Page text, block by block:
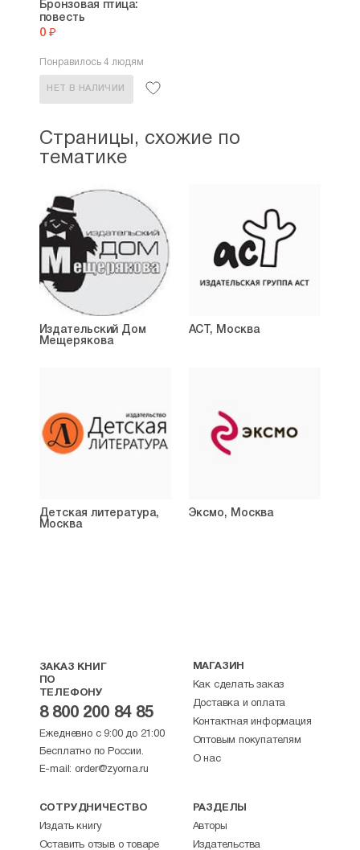
Бронзовая птица:
повесть
0 ₽
Понравилось 4 людям
НЕТ В НАЛИЧИИ
Страницы, схожие по
тематике
Издательский Дом
Мещерякова
АСТ, Москва
Детская литература,
Москва
Эксмо, Москва
ЗАКАЗ КНИГ
ПО
ТЕЛЕФОНУ
8 800 200 84 85
Ежедневно с 9:00 до 21:00
Бесплатно по России.
E-mail: order@zyorna.ru
МАГАЗИН
Как сделать заказ
Доставка и оплата
Контактная информация
Оптовым покупателям
О нас
СОТРУДНИЧЕСТВО
Издать книгу
Оставить отзыв о товаре
РАЗДЕЛЫ
Авторы
Издательства